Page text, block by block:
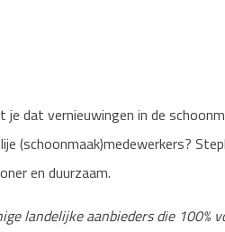
dat vernieuwingen in de
(schoonmaak)medewerkers?
en duurzaam.
landelijke aanbieders die 100%